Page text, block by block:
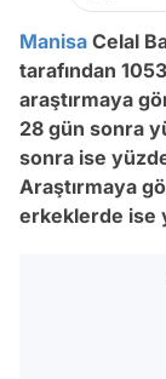
Manisa Celal
tarafından
araştırmaya
28 gün sonra
sonra ise
Araştırmaya
erkeklerde ise